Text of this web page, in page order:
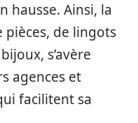
hausse. Ainsi, la
pièces, de lingots
s’avère
agences et
facilitent sa